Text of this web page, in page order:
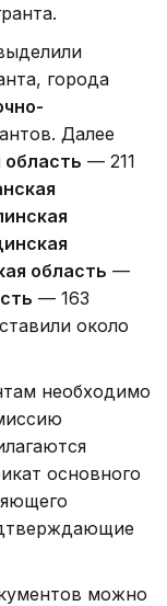
города
Далее
область — 211
область —
— 163
около
необходимо
основного
можно